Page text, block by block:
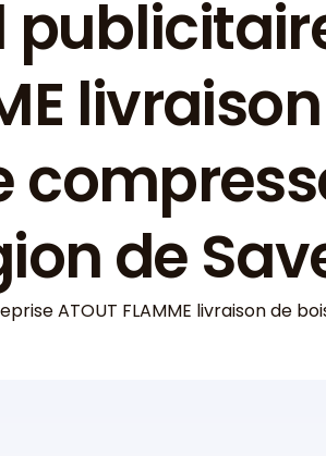
de
ATOUT FLAMME livraison de